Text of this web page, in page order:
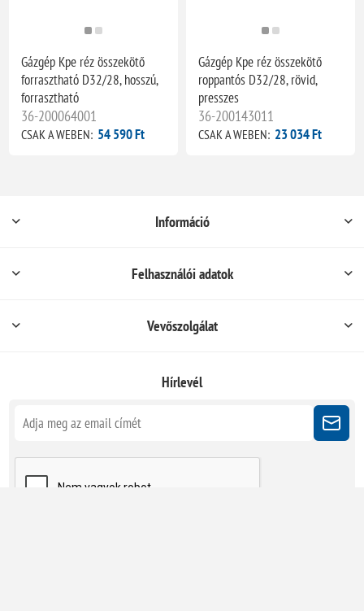
Gázgép Kpe réz összekötő
forrasztható D32/28, hosszú,
forrasztható
36-200064001
CSAK A WEBEN: 54 590 Ft
Gázgép Kpe réz összekötő
roppantós D32/28, rövid,
presszes
36-200143011
CSAK A WEBEN: 23 034 Ft
Információ
Felhasználói adatok
Vevőszolgálat
Hírlevél